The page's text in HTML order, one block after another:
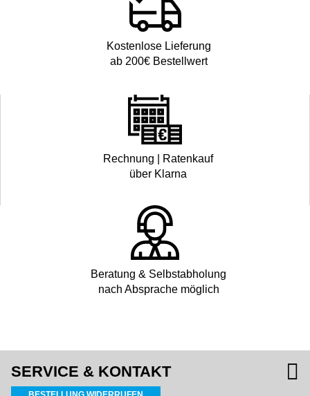
Kostenlose Lieferung
ab 200€ Bestellwert
Rechnung | Ratenkauf
über Klarna
Beratung & Selbstabholung
nach Absprache möglich
SERVICE & KONTAKT